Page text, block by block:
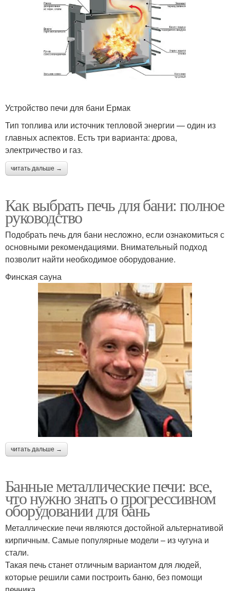
Устройство печи для бани Ермак
Тип топлива или источник тепловой энергии — один из
главных аспектов. Есть три варианта: дрова,
электричество и газ.
читать дальше →
Как выбрать печь для бани: полное
руководство
Подобрать печь для бани несложно, если ознакомиться с
основными рекомендациями. Внимательный подход
позволит найти необходимое оборудование.
Финская сауна
читать дальше →
Банные металлические печи: все,
что нужно знать о прогрессивном
оборудовании для бань
Металлические печи являются достойной альтернативой
кирпичным. Самые популярные модели – из чугуна и
стали.
Такая печь станет отличным вариантом для людей,
которые решили сами построить баню, без помощи